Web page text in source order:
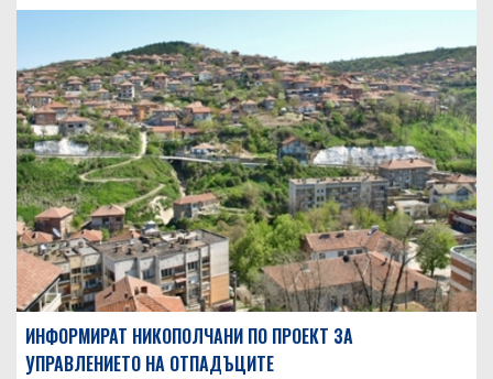
ИНФОРМИРАТ НИКОПОЛЧАНИ ПО ПРОЕКТ ЗА
УПРАВЛЕНИЕТО НА ОТПАДЪЦИТЕ